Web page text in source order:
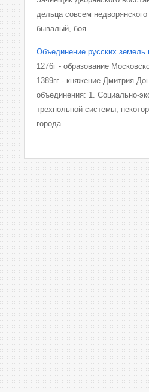
дельца совсем
бывалый, боя ...
Объединение русских земель
1276г - образование
1389гг - княжение Дмитрия
объединения: 1. Социально-
трехпольной системы,
города ...